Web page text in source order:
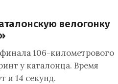
велогонку
106-километрового
у каталонца. Время
и 14 секунд.